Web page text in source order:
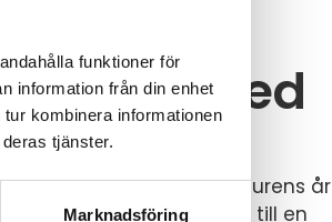
funktioner för
information från din enhet
kombinera informationen
tjänster.
Marknadsföring
i
med bred
starten under lågkonjunkturens år
från ett litet familjeföretag till en